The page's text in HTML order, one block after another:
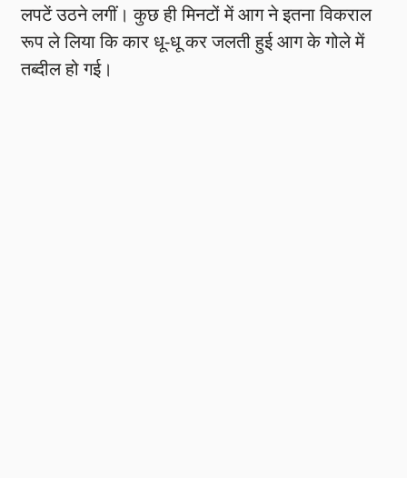
लपटें उठने लगीं। कुछ ही मिनटों में आग ने इतना विकराल
रूप ले लिया कि कार धू-धू कर जलती हुई आग के गोले में
तब्दील हो गई।